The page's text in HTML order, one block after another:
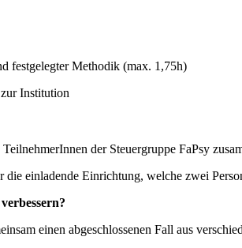
festgelegter Methodik (max. 1,75h)
Institution
der Steuergruppe FaPsy
einladende Einrichtung, welche zwei
einen abgeschlossenen Fall aus